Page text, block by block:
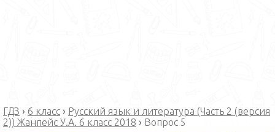
ГДЗ › 6 класс › Русский язык и литература (Часть 2 (версия
2)) Жанпейс У.А. 6 класс 2018 › Вопрос 5